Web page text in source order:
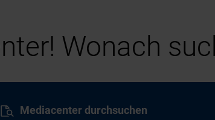
Wonach
Mediacenter durchsuchen